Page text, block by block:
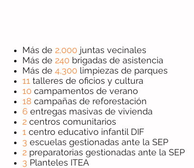
Más de 2,000 juntas vecinales
Más de 240 brigadas de asistencia
Más de 4,300 limpiezas de parques
11 talleres de oficios y cultura
10 campamentos de verano
18 campañas de reforestación
6 entregas masivas de vivienda
2 centros comunitarios
1 centro educativo infantil DIF
3 escuelas gestionadas ante la SEP
2 preparatorias gestionadas ante la SEP
3 Planteles ITEA